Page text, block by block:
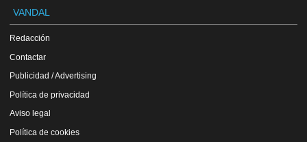
VANDAL
Redacción
Contactar
Publicidad / Advertising
Política de privacidad
Aviso legal
Política de cookies